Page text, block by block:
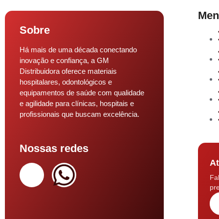
Sobre
Há mais de uma década conectando
inovação e confiança, a GM
Distribuidora oferece materiais
hospitalares, odontológicos e
equipamentos de saúde com qualidade
e agilidade para clínicas, hospitais e
profissionais que buscam excelência.
Nossas redes